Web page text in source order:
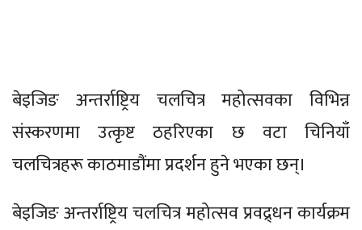
बेइजिङ अन्तर्राष्ट्रिय चलचित्र महोत्सवका विभिन्न
संस्करणमा उत्कृष्ट ठहरिएका छ वटा चिनियाँ
चलचित्रहरू काठमाडौंमा प्रदर्शन हुने भएका छन्।
बेइजिङ अन्तर्राष्ट्रिय चलचित्र महोत्सव प्रवद्र्धन कार्यक्रम